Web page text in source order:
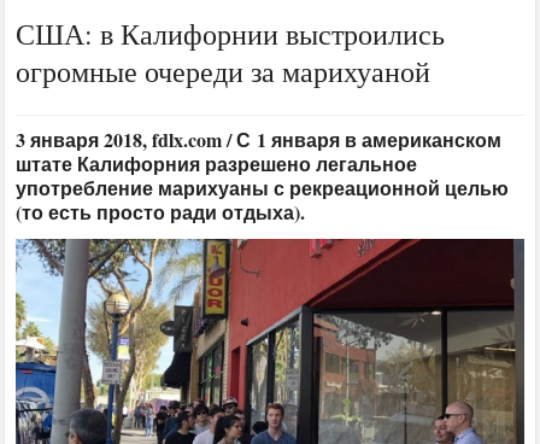
США: в Калифорнии выстроились
огромные очереди за марихуаной
3 января 2018, fdlx.com / С 1 января в американском
штате Калифорния разрешено легальное
употребление марихуаны с рекреационной целью
(то есть просто ради отдыха).